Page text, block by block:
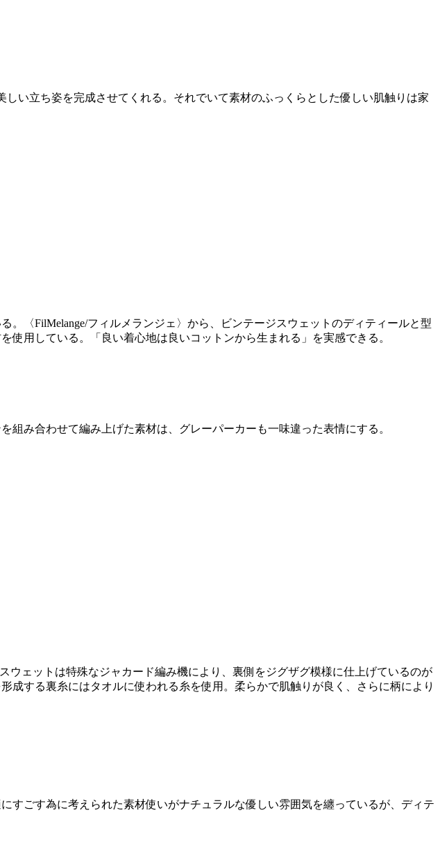
い立ち姿を完成させてくれる。それでいて素材のふっくらとした優しい肌触りは家
〈FilMelange/フィルメランジェ〉から、ビンテージスウェットのディティールと型
用している。「良い着心地は良いコットンから生まれる」を実感できる。
み合わせて編み上げた素材は、グレーパーカーも一味違った表情にする。
ウェットは特殊なジャカード編み機により、裏側をジグザグ模様に仕上げているのが
する裏糸にはタオルに使われる糸を使用。柔らかで肌触りが良く、さらに柄により
すごす為に考えられた素材使いがナチュラルな優しい雰囲気を纏っているが、ディテ